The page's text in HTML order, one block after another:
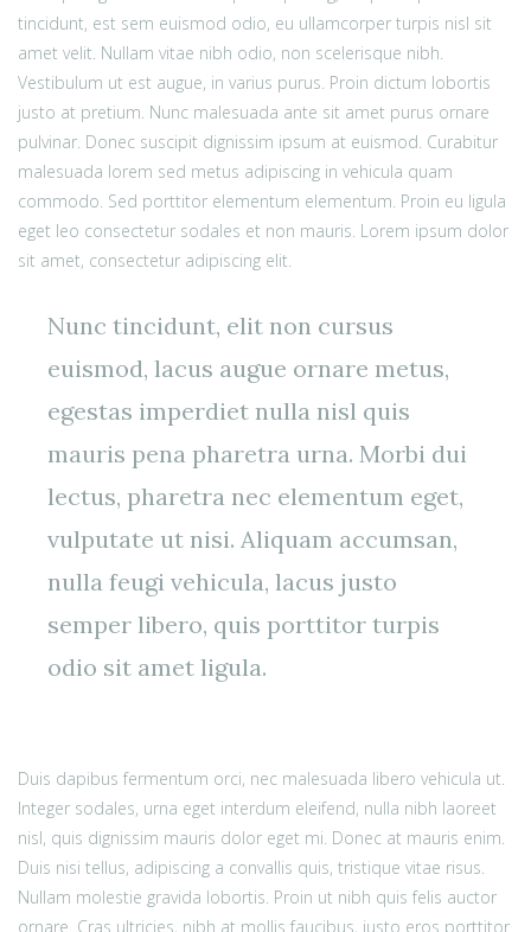
tincidunt, est sem euismod odio, eu ullamcorper turpis nisl sit
amet velit. Nullam vitae nibh odio, non scelerisque nibh.
Vestibulum ut est augue, in varius purus. Proin dictum lobortis
justo at pretium. Nunc malesuada ante sit amet purus ornare
pulvinar. Donec suscipit dignissim ipsum at euismod. Curabitur
malesuada lorem sed metus adipiscing in vehicula quam
commodo. Sed porttitor elementum elementum. Proin eu ligula
eget leo consectetur sodales et non mauris. Lorem ipsum dolor
sit amet, consectetur adipiscing elit.
Nunc tincidunt, elit non cursus
euismod, lacus augue ornare metus,
egestas imperdiet nulla nisl quis
mauris pena pharetra urna. Morbi dui
lectus, pharetra nec elementum eget,
vulputate ut nisi. Aliquam accumsan,
nulla feugi vehicula, lacus justo
semper libero, quis porttitor turpis
odio sit amet ligula.
Duis dapibus fermentum orci, nec malesuada libero vehicula ut.
Integer sodales, urna eget interdum eleifend, nulla nibh laoreet
nisl, quis dignissim mauris dolor eget mi. Donec at mauris enim.
Duis nisi tellus, adipiscing a convallis quis, tristique vitae risus.
Nullam molestie gravida lobortis. Proin ut nibh quis felis auctor
ornare. Cras ultricies, nibh at mollis faucibus, justo eros porttitor